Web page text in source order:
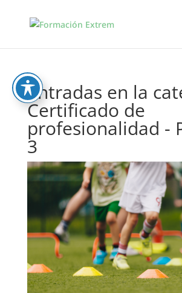
Entradas en la
Certificado de
profesionalidad -
3